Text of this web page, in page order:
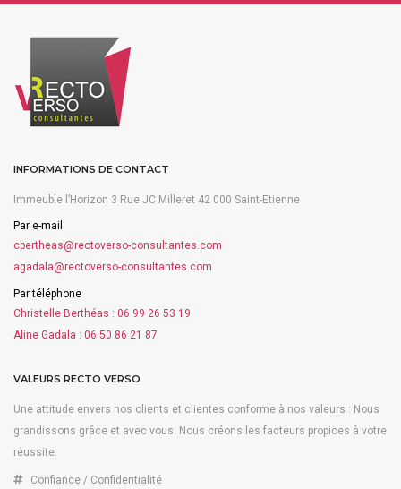
INFORMATIONS DE CONTACT
Immeuble l’Horizon 3 Rue JC Milleret 42 000 Saint-Etienne
Par e-mail
cbertheas@rectoverso-consultantes.com
agadala@rectoverso-consultantes.com
Par téléphone
Christelle Berthéas : 06 99 26 53 19
Aline Gadala : 06 50 86 21 87
VALEURS RECTO VERSO
Une attitude envers nos clients et clientes conforme à nos valeurs : Nous
grandissons grâce et avec vous. Nous créons les facteurs propices à votre
réussite.
Confiance / Confidentialité